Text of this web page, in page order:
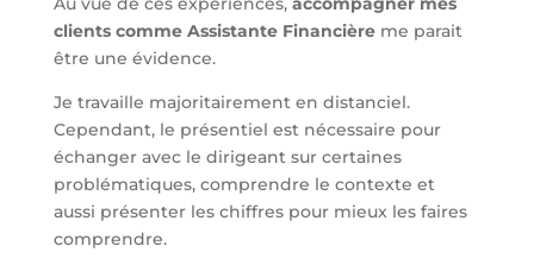
clients comme Assistante Financièreme parait
être une évidence.
Je travaille majoritairement en distanciel.
Cependant, le présentiel est nécessaire pour
échanger avec le dirigeant sur certaines
problématiques, comprendre le contexte et
aussi présenter les chiffres pour mieux les faires
comprendre.